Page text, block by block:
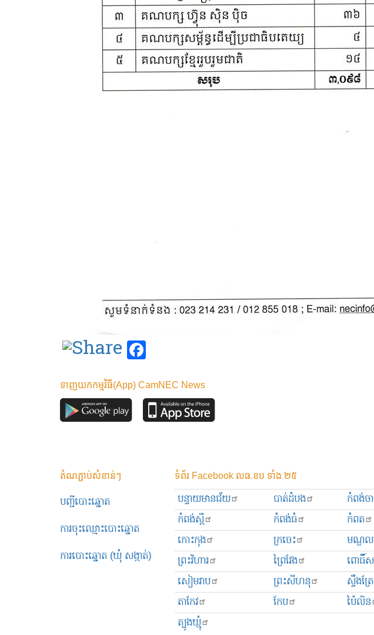
ទាញយកកម្មវិធី(App) CamNEC News
តំណភ្ជាប់សំខាន់ៗ
បញ្ជីបោះឆ្នោត
ការចុះឈ្មោះបោះឆ្នោត
ការបោះឆ្នោត (ឃុំ សង្កាត់)
ទំព័រ Facebook លធ.ខប ទាំង ២៥
បន្ទាយមានជ័យ បាត់ដំបង កំពង់ច
កំពង់ស្ពឺ
កំពង់ធំ កំពត
កោះកុង
ក្រចេះ មណ្ឌល
ព្រះ​វិហារ
ព្រៃវែង ពោធិ៍ស
សៀមរាប
ព្រះសីហនុ ស្ទឹងត្រ
តាកែវ
កែប ប៉ៃលិន
ត្បូងឃ្មុំ